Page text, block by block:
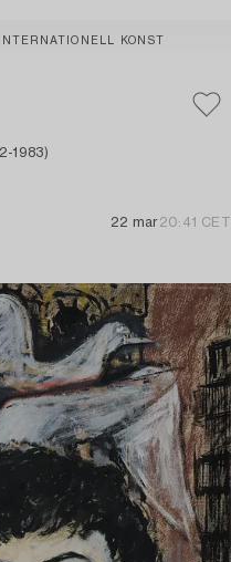
KONST
1983)
22 mar20:41 CET